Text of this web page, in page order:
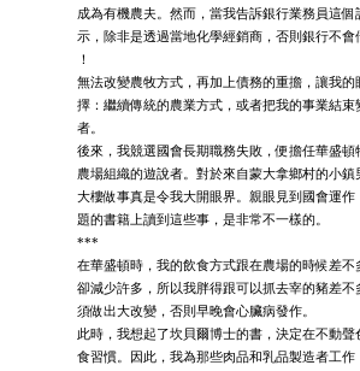
成為有機農夫。然而，當我告訴銀行業務員這個
示，除非是透過當地化學經銷商，否則銀行不會
！
無法改變農牧方式，再加上債務的重擔，讓我的
擇：繼續傳統的農業方式，或者把我的事業結束
者。
後來，我競選國會長期職務失敗，便擔任華盛頓
農場組織的遊說者。對於來自蒙大拿鄉村的小鎮
大樓做事真是令我大開眼界。親眼見到國會運作
題的書籍上讀到這些事，是非常不一樣的。
***
在華盛頓時，我的飲食方式跟在農場的時候差不
卻減少許多，所以我胖得跟可以抓去宰的豬差不
須做出大改變，否則早晚會心臟病發作。
此時，我想起了坎貝爾博士的書，決定在不動聲
食習慣。因此，我為那些肉品和乳品製造者工作